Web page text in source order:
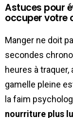
Astuces pour
occuper votre
Manger ne doit
secondes
heures à traquer,
gamelle pleine
la faim
nourriture plus